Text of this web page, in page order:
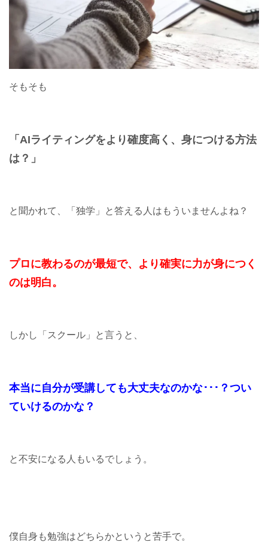
そもそも
「AIライティングをより確度高く、 身につける方法
は？」
と聞かれて、「独学」と答える人はもういませんよね？
プロに教わるのが最短で、より確実に力が身につく
のは明白。
しかし「スクール」と言うと、
本当に自分が受講しても大丈夫なのかな･･･？つい
ていけるのかな？
と不安になる人もいるでしょう。
僕自身も勉強はどちらかというと苦手で。